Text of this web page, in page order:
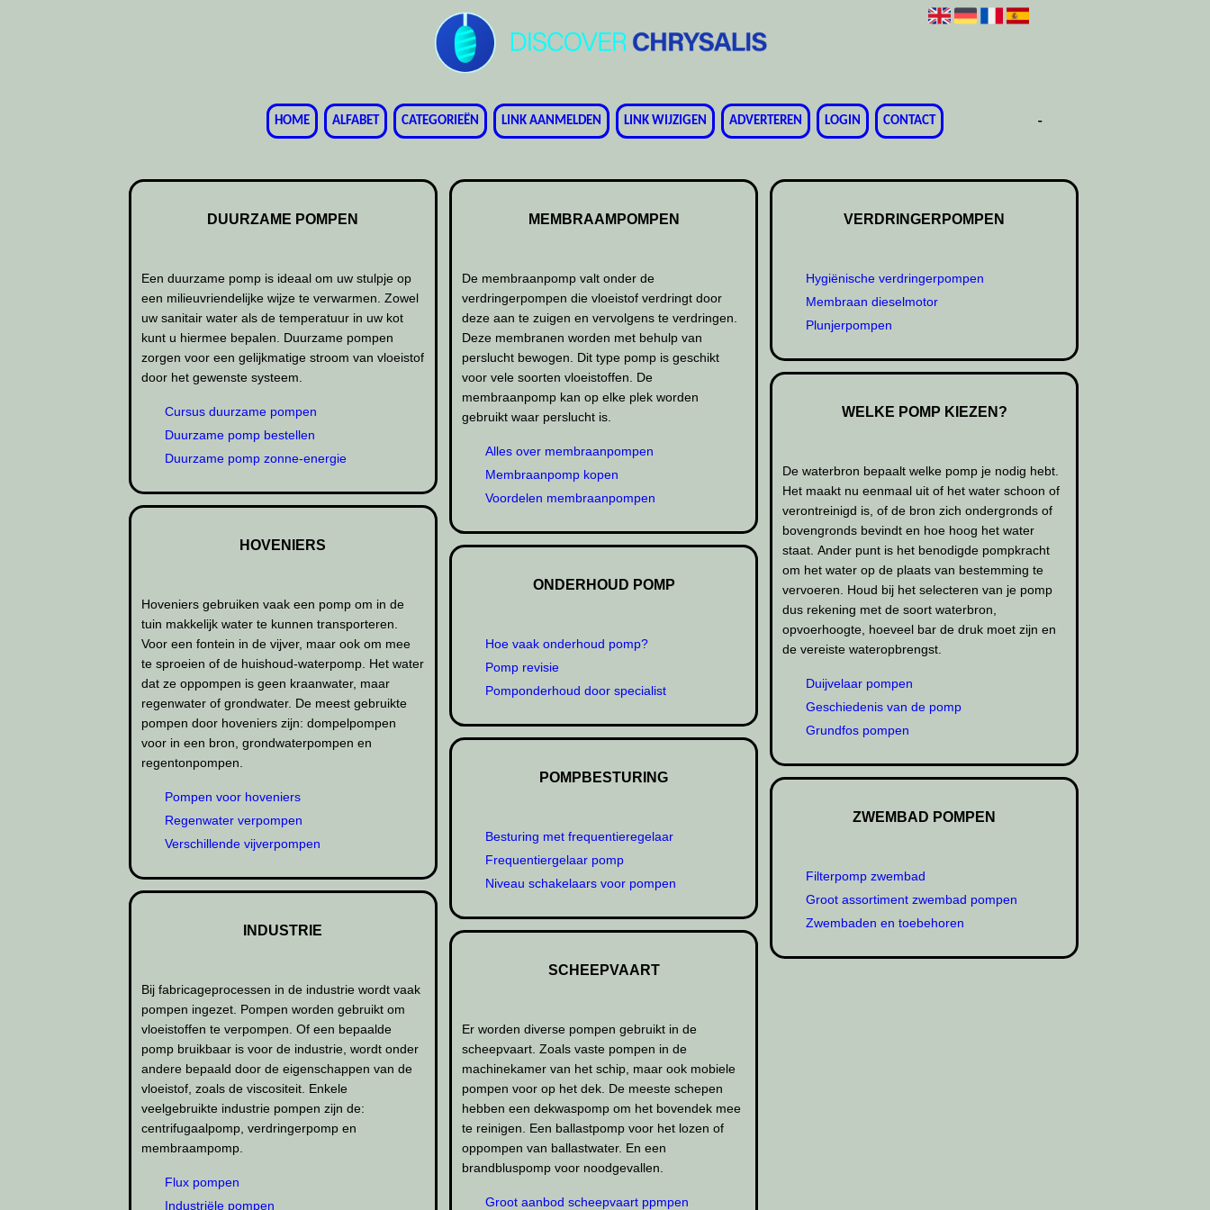
HOME -
ALFABET -
CATEGORIEËN -
LINK AANMELDEN -
LINK WIJZIGEN -
ADVERTEREN -
LOGIN -
CONTACT
DUURZAME POMPEN
Een duurzame pomp is ideaal om uw stulpje op
een milieuvriendelijke wijze te verwarmen. Zowel
uw sanitair water als de temperatuur in uw kot
kunt u hiermee bepalen. Duurzame pompen
zorgen voor een gelijkmatige stroom van vloeistof
door het gewenste systeem.
Cursus duurzame pompen
Duurzame pomp bestellen
Duurzame pomp zonne-energie
HOVENIERS
Hoveniers gebruiken vaak een pomp om in de
tuin makkelijk water te kunnen transporteren.
Voor een fontein in de vijver, maar ook om mee
te sproeien of de huishoud-waterpomp. Het water
dat ze oppompen is geen kraanwater, maar
regenwater of grondwater. De meest gebruikte
pompen door hoveniers zijn: dompelpompen
voor in een bron, grondwaterpompen en
regentonpompen.
Pompen voor hoveniers
Regenwater verpompen
Verschillende vijverpompen
INDUSTRIE
Bij fabricageprocessen in de industrie wordt vaak
pompen ingezet. Pompen worden gebruikt om
vloeistoffen te verpompen. Of een bepaalde
pomp bruikbaar is voor de industrie, wordt onder
andere bepaald door de eigenschappen van de
vloeistof, zoals de viscositeit. Enkele
veelgebruikte industrie pompen zijn de:
centrifugaalpomp, verdringerpomp en
membraampomp.
Flux pompen
Industriële pompen
MEMBRAAMPOMPEN
De membraanpomp valt onder de
verdringerpompen die vloeistof verdringt door
deze aan te zuigen en vervolgens te verdringen.
Deze membranen worden met behulp van
perslucht bewogen. Dit type pomp is geschikt
voor vele soorten vloeistoffen. De
membraanpomp kan op elke plek worden
gebruikt waar perslucht is.
Alles over membraanpompen
Membraanpomp kopen
Voordelen membraanpompen
ONDERHOUD POMP
Hoe vaak onderhoud pomp?
Pomp revisie
Pomponderhoud door specialist
POMPBESTURING
Besturing met frequentieregelaar
Frequentiergelaar pomp
Niveau schakelaars voor pompen
SCHEEPVAART
Er worden diverse pompen gebruikt in de
scheepvaart. Zoals vaste pompen in de
machinekamer van het schip, maar ook mobiele
pompen voor op het dek. De meeste schepen
hebben een dekwaspomp om het bovendek mee
te reinigen. Een ballastpomp voor het lozen of
oppompen van ballastwater. En een
brandbluspomp voor noodgevallen.
Groot aanbod scheepvaart ppmpen
VERDRINGERPOMPEN
Hygiënische verdringerpompen
Membraan dieselmotor
Plunjerpompen
WELKE POMP KIEZEN?
De waterbron bepaalt welke pomp je nodig hebt.
Het maakt nu eenmaal uit of het water schoon of
verontreinigd is, of de bron zich ondergronds of
bovengronds bevindt en hoe hoog het water
staat. Ander punt is het benodigde pompkracht
om het water op de plaats van bestemming te
vervoeren. Houd bij het selecteren van je pomp
dus rekening met de soort waterbron,
opvoerhoogte, hoeveel bar de druk moet zijn en
de vereiste wateropbrengst.
Duijvelaar pompen
Geschiedenis van de pomp
Grundfos pompen
ZWEMBAD POMPEN
Filterpomp zwembad
Groot assortiment zwembad pompen
Zwembaden en toebehoren